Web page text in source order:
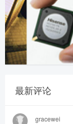
最新评论
gracewei